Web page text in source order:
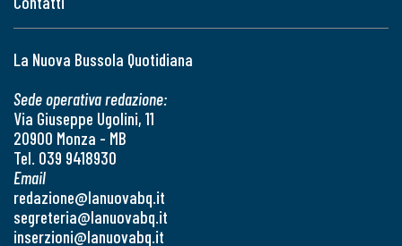
La Nuova Bussola Quotidiana
Sede operativa redazione:
Via Giuseppe Ugolini, 11
20900 Monza - MB
Tel. 039 9418930
Email
redazione@lanuovabq.it
segreteria@lanuovabq.it
inserzioni@lanuovabq.it